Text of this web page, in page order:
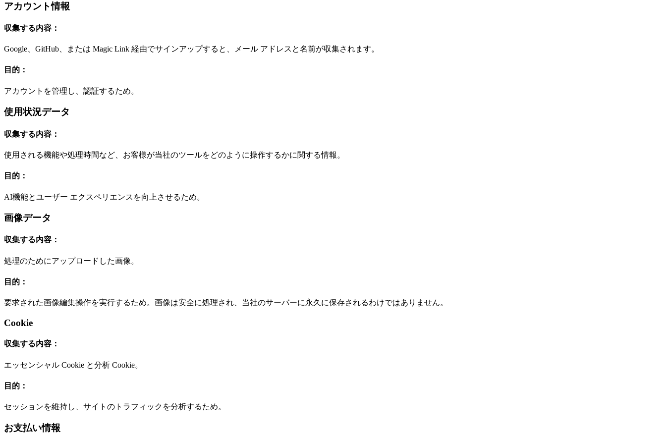
アカウント情報
収集する内容：
Google、GitHub、または Magic Link 経由でサインアップすると、メール アドレスと名前が収集されます。
目的：
アカウントを管理し、認証するため。
使用状況データ
収集する内容：
使用される機能や処理時間など、お客様が当社のツールをどのように操作するかに関する情報。
目的：
AI機能とユーザー エクスペリエンスを向上させるため。
画像データ
収集する内容：
処理のためにアップロードした画像。
目的：
要求された画像編集操作を実行するため。画像は安全に処理され、当社のサーバーに永久に保存されるわけではありません。
Cookie
収集する内容：
エッセンシャル Cookie と分析 Cookie。
目的：
セッションを維持し、サイトのトラフィックを分析するため。
お支払い情報